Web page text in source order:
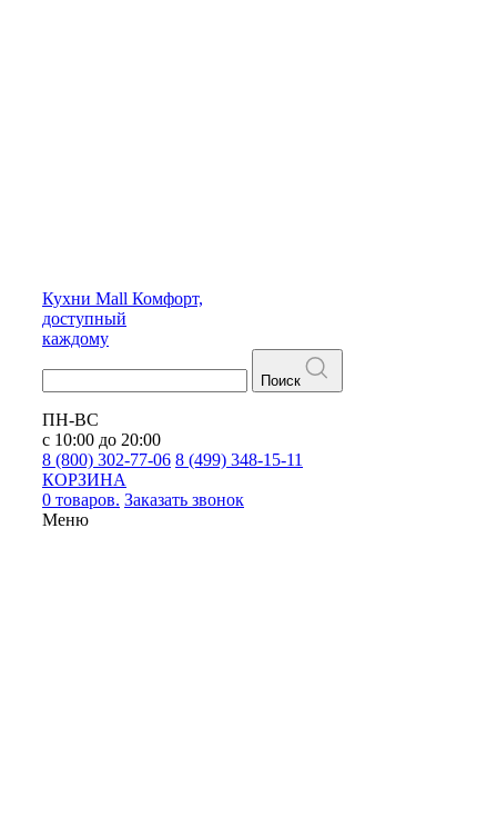
Кухни Mall Комфорт,
доступный
каждому
Поиск
ПН-ВС
с 10:00 до 20:00
8 (800) 302-77-06 8 (499) 348-15-11
КОРЗИНА
0 товаров. Заказать звонок
Меню